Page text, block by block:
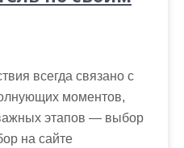
всегда связано с
моментов,
этапов — выбор
на сайте